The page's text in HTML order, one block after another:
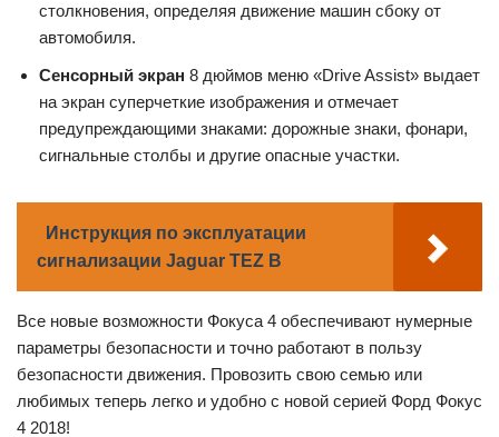
столкновения, определяя движение машин сбоку от
автомобиля.
Сенсорный экран 8 дюймов меню «Drive Assist» выдает
на экран суперчеткие изображения и отмечает
предупреждающими знаками: дорожные знаки, фонари,
сигнальные столбы и другие опасные участки.
Инструкция по эксплуатации
сигнализации Jaguar TEZ B
Все новые возможности Фокуса 4 обеспечивают нумерные
параметры безопасности и точно работают в пользу
безопасности движения. Провозить свою семью или
любимых теперь легко и удобно с новой серией Форд Фокус
4 2018!